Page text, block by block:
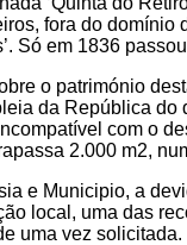
fora do domínio
Só em 1836
o património
da República
com o
2.000 m2,
e Municipio, a
local, uma das
uma vez solicitada.